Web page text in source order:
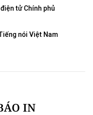
điện tử Chính phủ
nói Việt Nam
IN